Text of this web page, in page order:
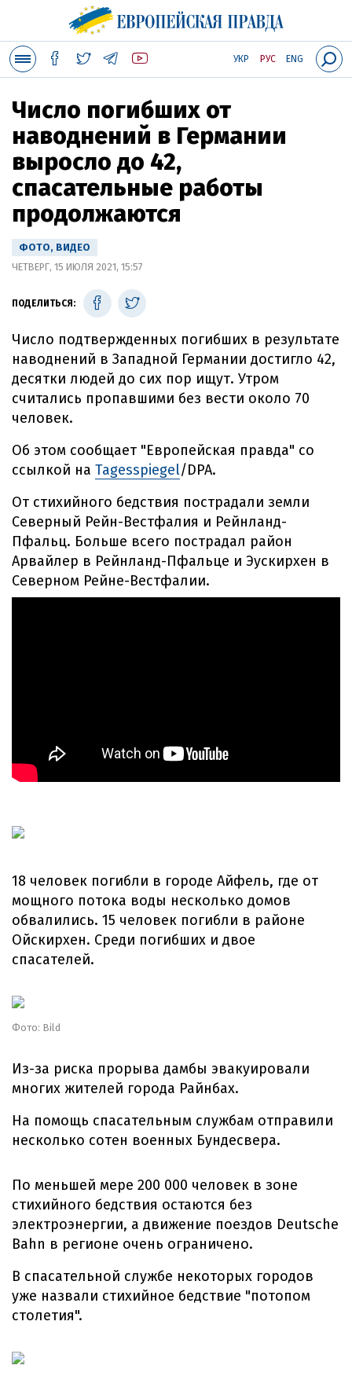
УКР РУС ENG
Число погибших от
наводнений в Германии
выросло до 42,
спасательные работы
продолжаются
ФОТО, ВИДЕО
ЧЕТВЕРГ, 15 ИЮЛЯ 2021, 15:57
ПОДЕЛИТЬСЯ:
Число подтвержденных погибших в результате
наводнений в Западной Германии достигло 42,
десятки людей до сих пор ищут. Утром
считались пропавшими без вести около 70
человек.
Об этом сообщает "Европейская правда" со
ссылкой на Tagesspiegel/DPA.
От стихийного бедствия пострадали земли
Северный Рейн-Вестфалия и Рейнланд-
Пфальц. Больше всего пострадал район
Арвайлер в Рейнланд-Пфальце и Эускирхен в
Северном Рейне-Вестфалии.
18 человек погибли в городе Айфель, где от
мощного потока воды несколько домов
обвалились. 15 человек погибли в районе
Ойскирхен. Среди погибших и двое
спасателей.
Фото: Bild
Из-за риска прорыва дамбы эвакуировали
многих жителей города Райнбах.
На помощь спасательным службам отправили
несколько сотен военных Бундесвера.
По меньшей мере 200 000 человек в зоне
стихийного бедствия остаются без
электроэнергии, а движение поездов Deutsche
Bahn в регионе очень ограничено.
В спасательной службе некоторых городов
уже назвали стихийное бедствие "потопом
столетия".